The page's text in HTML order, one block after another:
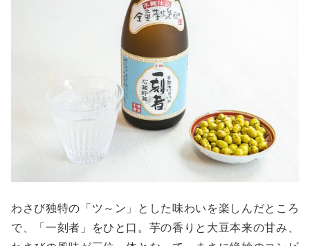
わさび独特の「ツ～ン」とした味わいを楽しんだところ
で、「一刻者」をひと口。芋の香りと大豆本来の甘み、